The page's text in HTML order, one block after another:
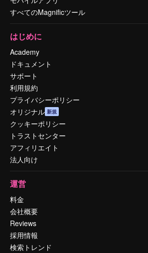
すべてのMagnificツール
はじめに
Academy
ドキュメント
サポート
利用規約
プライバシーポリシー
オリジナル 新規
クッキーポリシー
トラストセンター
アフィリエイト
法人向け
運営
料金
会社概要
Reviews
採用情報
検索トレンド